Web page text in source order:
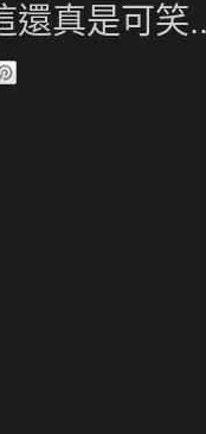
還真是可笑